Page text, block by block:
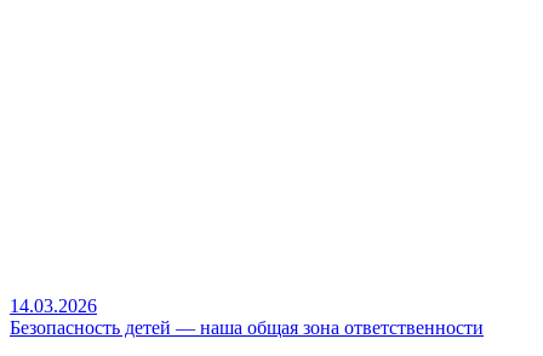
14.03.2026
Безопасность детей — наша общая зона ответственности